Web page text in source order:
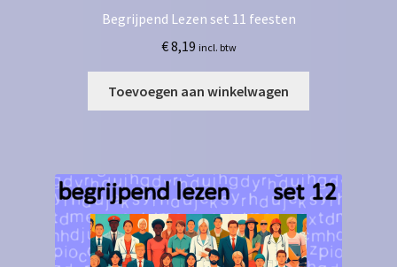
Begrijpend Lezen set 11 feesten
€8,19 incl. btw
Toevoegen aan winkelwagen